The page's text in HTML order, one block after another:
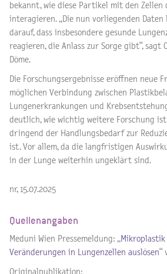
bekannt, wie diese Partikel mit den Zellen
interagieren. „Die nun vorliegenden
darauf, dass insbesondere gesunde
reagieren, die Anlass zur Sorge gibt“, sagt
Döme.
Die Forschungsergebnisse eröffnen neue
möglichen Verbindung zwischen
Lungenerkrankungen und
deutlich, wie wichtig weitere Forschung
dringend der Handlungsbedarf zur
ist. Vor allem, da die langfristigen
in der Lunge weiterhin ungeklärt sind.
nr, 15.07.2025
Quellenangaben
Meduni Wien Pressemeldung: „
Veränderungen in Lungenzellen auslösen“
Originalpublikation: